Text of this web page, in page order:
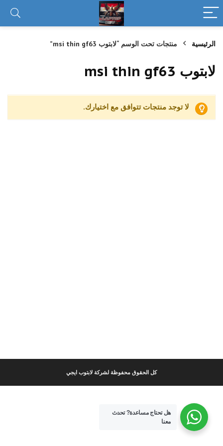
الرئيسية منتجات تحت الوسم “لابتوب msi thin gf63”
لابتوب msi thin gf63
لا توجد منتجات تتوافق مع اختيارك.
كل الحقوق محفوظة لشركة لابتوب ايجي
هل تحتاج مساعدة?تحدث
معنا